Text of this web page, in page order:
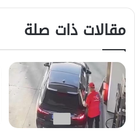
مقالات ذات صلة